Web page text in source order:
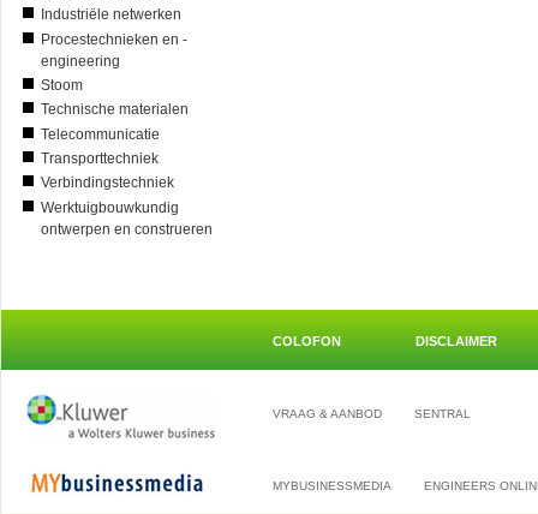
Industriële netwerken
Procestechnieken en -
engineering
Stoom
Technische materialen
Telecommunicatie
Transporttechniek
Verbindingstechniek
Werktuigbouwkundig
ontwerpen en construeren
COLOFON DISCLAIMER
VRAAG & AANBOD SENTRAL
MYBUSINESSMEDIA ENGINEERS